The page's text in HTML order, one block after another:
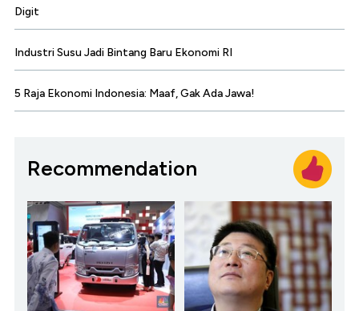
Digit
Industri Susu Jadi Bintang Baru Ekonomi RI
5 Raja Ekonomi Indonesia: Maaf, Gak Ada Jawa!
Recommendation